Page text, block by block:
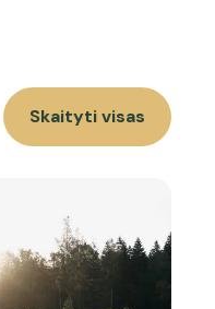
Skaityti visas